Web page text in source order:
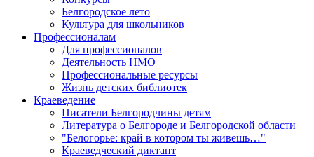
Белгородское лето
Культура для школьников
Профессионалам
Для профессионалов
Деятельность НМО
Профессиональные ресурсы
Жизнь детских библиотек
Краеведение
Писатели Белгородчины детям
Литература о Белгороде и Белгородской области
"Белогорье: край в котором ты живешь…"
Краеведческий диктант